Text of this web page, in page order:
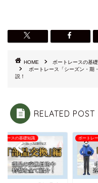
HOME
ボートレースの基
ボートレース「シーズン・期
説！
RELATED POST
レースの基礎知識 ボートレ